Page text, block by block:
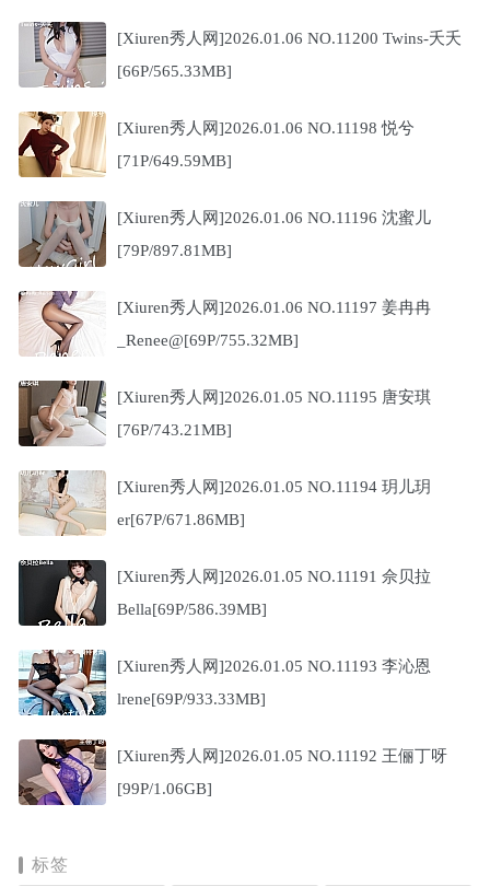
[Xiuren秀人网]2026.01.06 NO.11200 Twins-夭夭
[66P/565.33MB]
[Xiuren秀人网]2026.01.06 NO.11198 悦兮
[71P/649.59MB]
[Xiuren秀人网]2026.01.06 NO.11196 沈蜜儿
[79P/897.81MB]
[Xiuren秀人网]2026.01.06 NO.11197 姜冉冉
_Renee@[69P/755.32MB]
[Xiuren秀人网]2026.01.05 NO.11195 唐安琪
[76P/743.21MB]
[Xiuren秀人网]2026.01.05 NO.11194 玥儿玥
er[67P/671.86MB]
[Xiuren秀人网]2026.01.05 NO.11191 佘贝拉
Bella[69P/586.39MB]
[Xiuren秀人网]2026.01.05 NO.11193 李沁恩
lrene[69P/933.33MB]
[Xiuren秀人网]2026.01.05 NO.11192 王俪丁呀
[99P/1.06GB]
标签